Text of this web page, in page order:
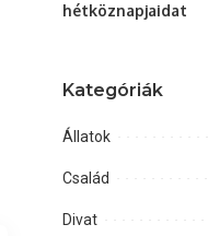
hétköznapjaidat
Kategóriák
Állatok
Család
Divat